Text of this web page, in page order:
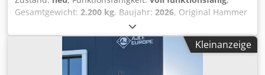
Gesamtgewicht: 2.200 kg, Baujahr: 2026, Original Hammer
Hydraulikhammer Für Bagger ab 22 -33 Tonnen
Cedpezltctjfx Aqwerf
Kleinanzeige